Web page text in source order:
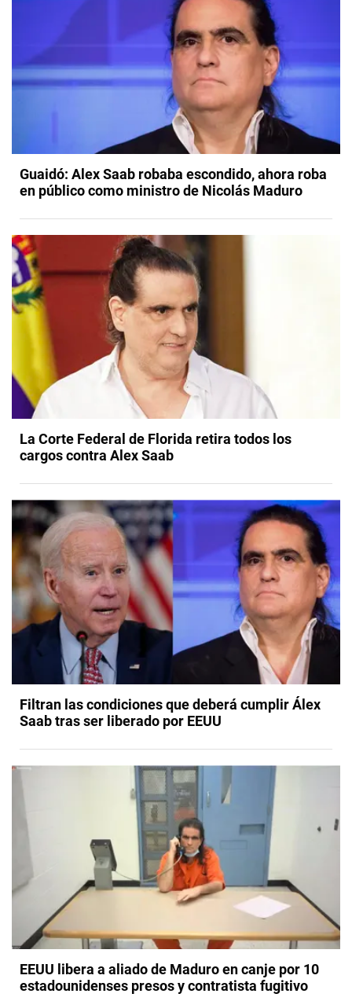
Guaidó: Alex Saab robaba escondido, ahora roba
en público como ministro de Nicolás Maduro
La Corte Federal de Florida retira todos los
cargos contra Alex Saab
Filtran las condiciones que deberá cumplir Álex
Saab tras ser liberado por EEUU
EEUU libera a aliado de Maduro en canje por 10
estadounidenses presos y contratista fugitivo